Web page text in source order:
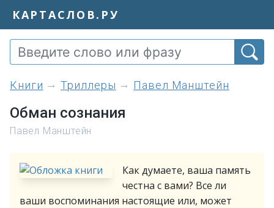
КАРТАСЛОВ.РУ
книги Триллеры Павел Манштейн
Обман cознания
Павел Манштейн
Как думаете, ваша память
честна с вами? Все ли
ваши воспоминания настоящие или, может